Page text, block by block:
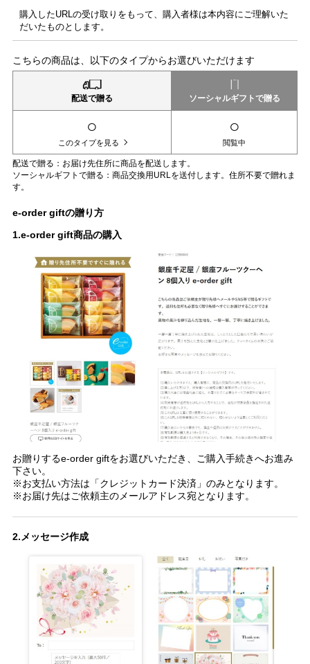
購入したURLの受け取りをもって、購入者様は本内容にご理解いた
だいたものとします。
こちらの商品は、以下のタイプからお選びいただけます
配送で贈る ソーシャルギフトで贈る
○
このタイプを見る
○
閲覧中
配送で贈る：お届け先住所に商品を配送します。
ソーシャルギフトで贈る：商品交換用URLを送付します。住所不要で贈れま
す。
e-order giftの贈り方
1.e-order gift商品の購入
お贈りするe-order giftをお選びいただき、ご購入手続きへお進み
下さい。
※お支払い方法は「クレジットカード決済」のみとなります。
※お届け先はご依頼主のメールアドレス宛となります。
2.メッセージ作成